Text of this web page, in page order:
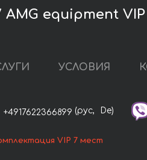
equipment
УСЛОВИЯ
+4917622366899 (рус, De)
VIP 7 мест